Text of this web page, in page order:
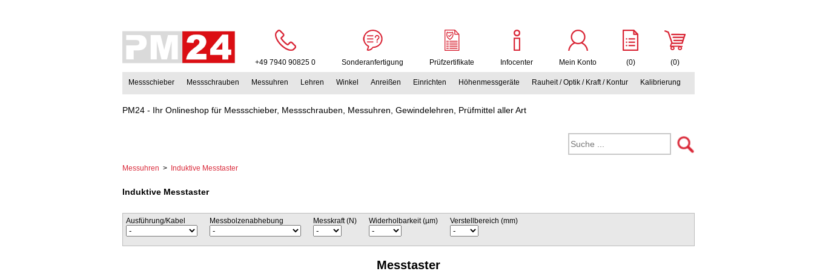
+49 7940 90825 0 Sonderanfertigung Prüfzertifikate Infocenter Mein Konto (0) (0)
Messschieber Messschrauben Messuhren Lehren Winkel Anreißen Einrichten Höhenmessgeräte Rauheit / Optik / Kraft / Kontur Kalibrierung
PM24 - Ihr Onlineshop für Messschieber, Messschrauben, Messuhren, Gewindelehren, Prüfmittel aller Art
Messuhren > Induktive Messtaster
Induktive Messtaster
Ausführung/Kabel Messbolzenabhebung Messkraft (N) Widerholbarkeit (µm) Verstellbereich (mm)
Messtaster